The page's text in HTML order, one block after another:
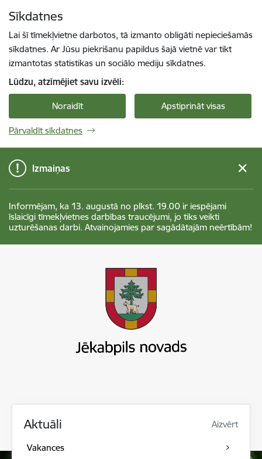
Sīkdatnes
Lai šī tīmekļvietne darbotos, tā izmanto obligāti nepieciešamās
sīkdatnes. Ar Jūsu piekrišanu papildus šajā vietnē var tikt
izmantotas statistikas un sociālo mediju sīkdatnes.
Lūdzu, atzīmējiet savu izvēli:
Noraidīt Apstiprināt visas
Pārvaldīt sīkdatnes
Izmaiņas
Informējam, ka 13. augustā no plkst. 19.00 ir iespējami
īslaicīgi tīmekļvietnes darbības traucējumi, jo tiks veikti
uzturēšanas darbi. Atvainojamies par sagādātajām neērtībām!
Aktuāli Aizvērt
Vakances